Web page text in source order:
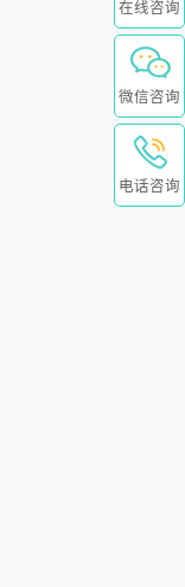
在线咨询
微信咨询
电话咨询